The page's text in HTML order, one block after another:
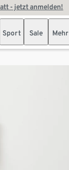
- jetzt anmelden!
Sport Sale Mehr